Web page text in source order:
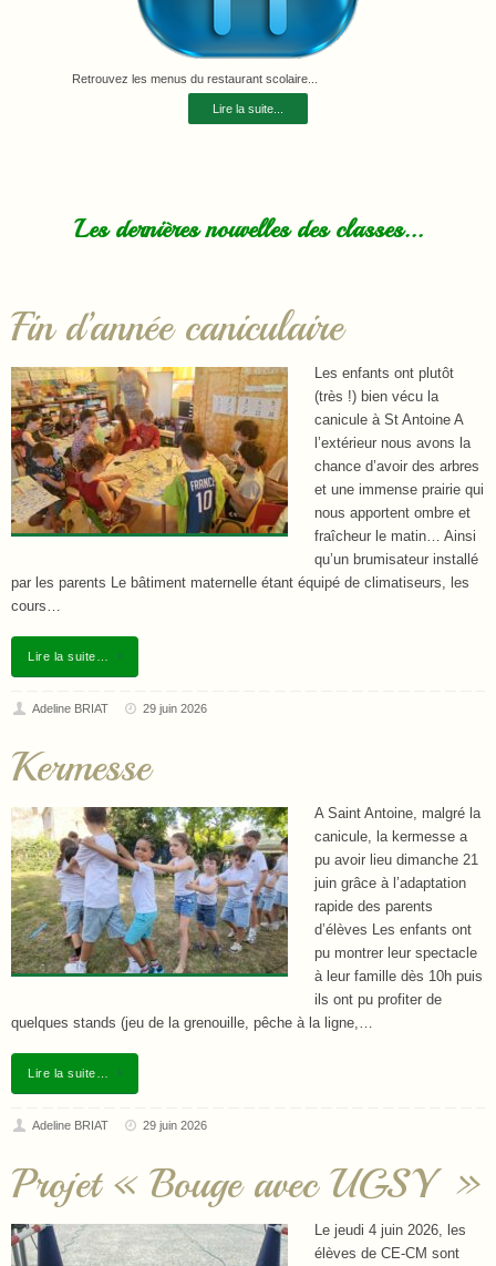
Retrouvez les menus du restaurant scolaire...
Lire la suite...
Les dernières nouvelles des classes...
Fin d’année caniculaire
Les enfants ont plutôt
(très !) bien vécu la
canicule à St Antoine A
l’extérieur nous avons la
chance d’avoir des arbres
et une immense prairie qui
nous apportent ombre et
fraîcheur le matin… Ainsi
qu’un brumisateur installé
par les parents Le bâtiment maternelle étant équipé de climatiseurs, les
cours…
Lire la suite…
Adeline BRIAT 29 juin 2026
Kermesse
A Saint Antoine, malgré la
canicule, la kermesse a
pu avoir lieu dimanche 21
juin grâce à l’adaptation
rapide des parents
d’élèves Les enfants ont
pu montrer leur spectacle
à leur famille dès 10h puis
ils ont pu profiter de
quelques stands (jeu de la grenouille, pêche à la ligne,…
Lire la suite…
Adeline BRIAT 29 juin 2026
Projet « Bouge avec UGSY »
Le jeudi 4 juin 2026, les
élèves de CE-CM sont